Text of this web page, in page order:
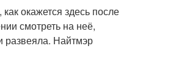
окажется здесь после
смотреть на неё,
развеяла. Найтмэр